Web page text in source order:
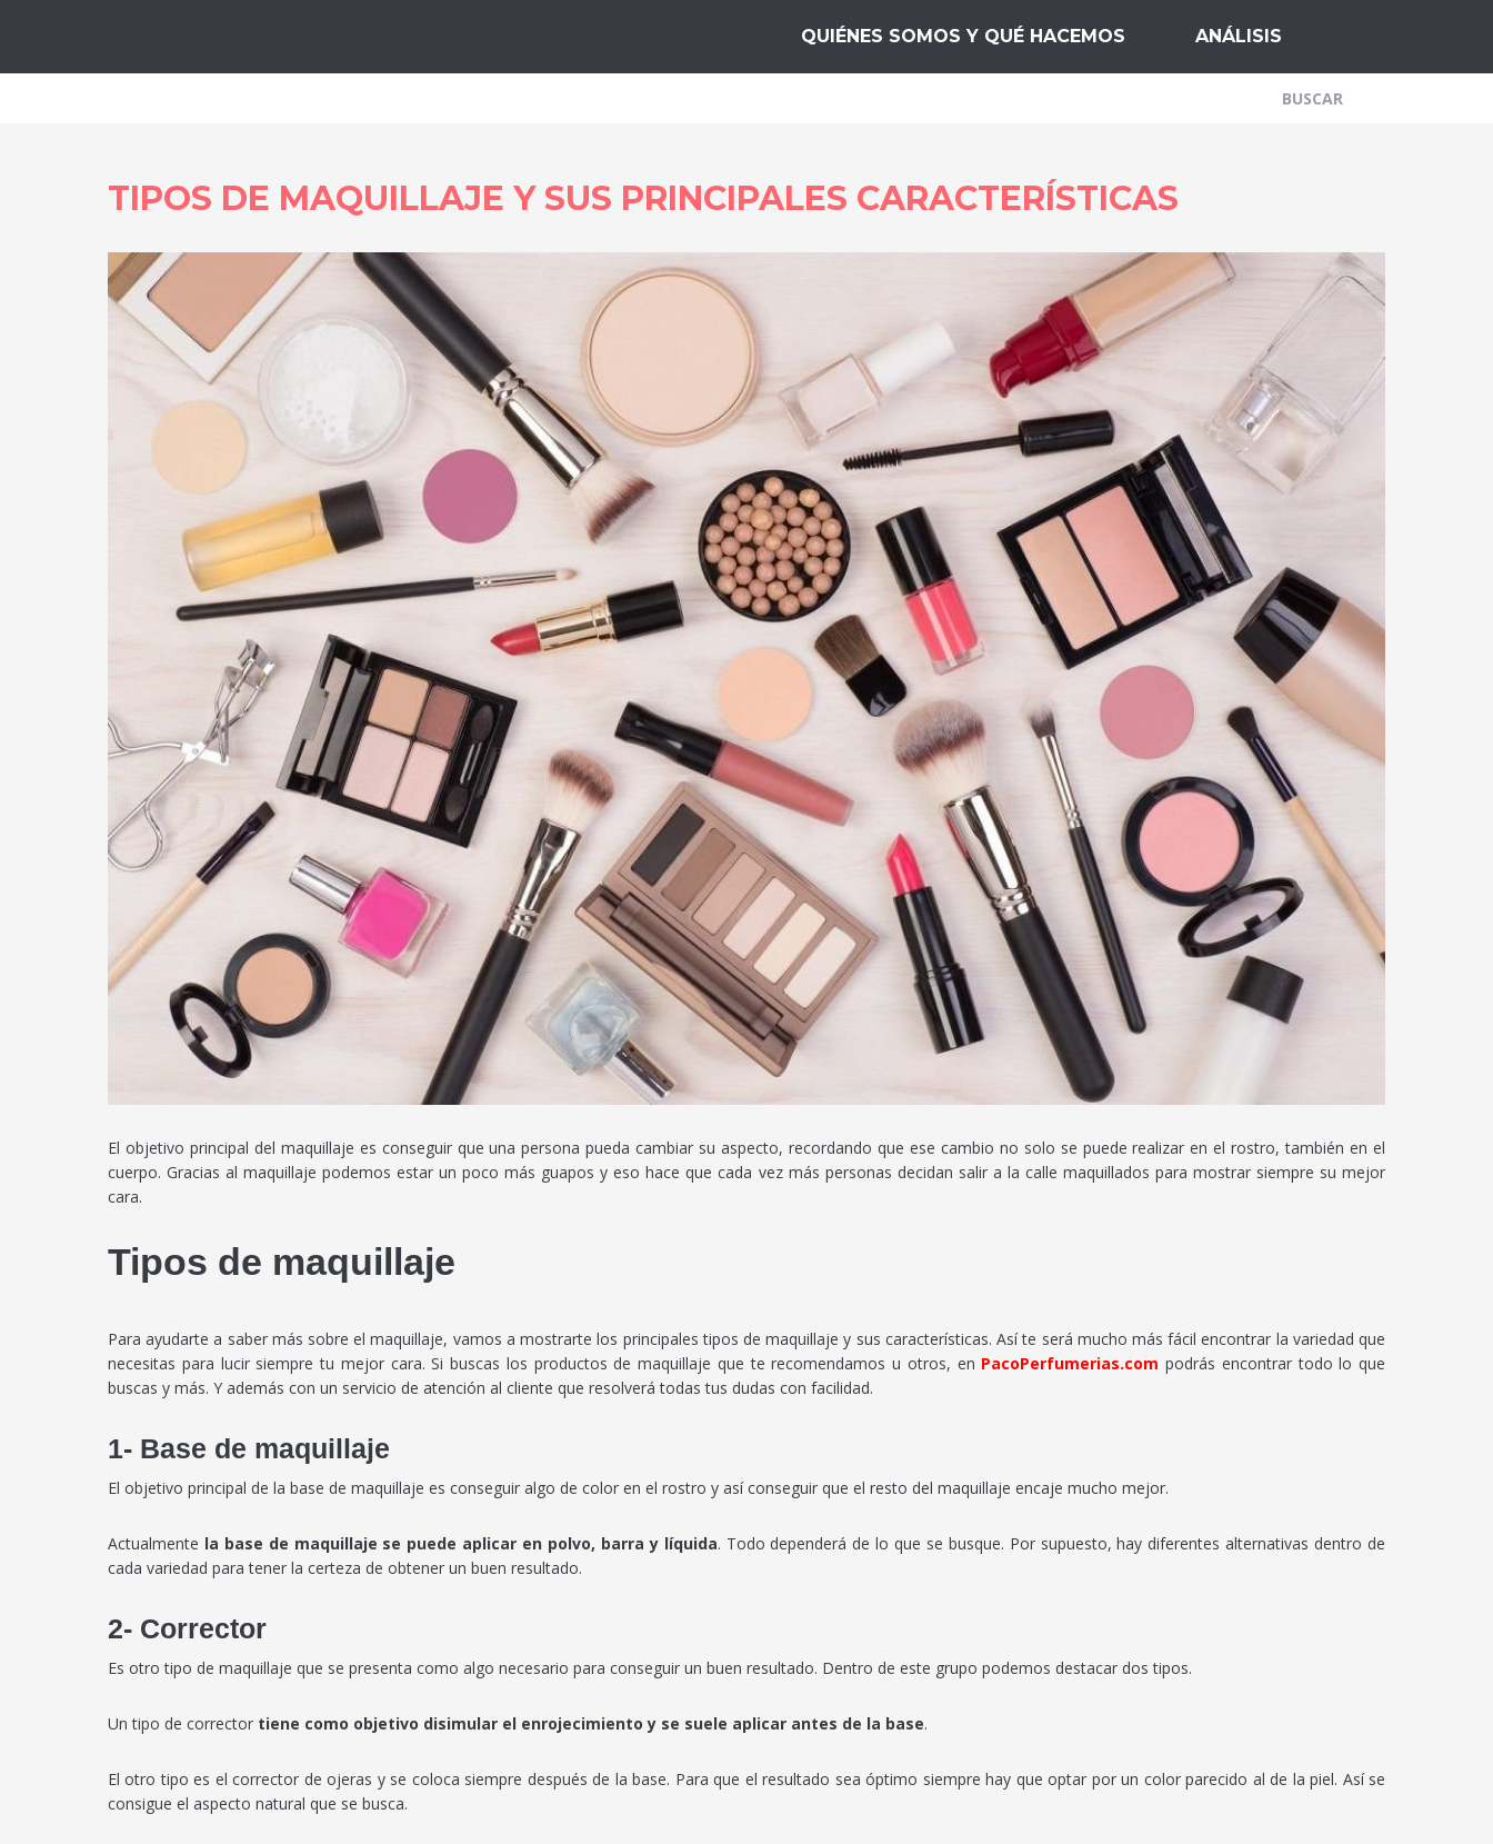
QUIÉNES SOMOS Y QUÉ HACEMOS ANÁLISIS
TIPOS DE MAQUILLAJE Y SUS PRINCIPALES CARACTERÍSTICAS
El objetivo principal del maquillaje es conseguir que una persona pueda cambiar su aspecto, recordando que ese cambio no solo se puede realizar en el rostro, también en el
cuerpo. Gracias al maquillaje podemos estar un poco más guapos y eso hace que cada vez más personas decidan salir a la calle maquillados para mostrar siempre su mejor
cara.
Tipos de maquillaje
Para ayudarte a saber más sobre el maquillaje, vamos a mostrarte los principales tipos de maquillaje y sus características. Así te será mucho más fácil encontrar la variedad que
necesitas para lucir siempre tu mejor cara. Si buscas los productos de maquillaje que te recomendamos u otros, en PacoPerfumerias.com podrás encontrar todo lo que
buscas y más. Y además con un servicio de atención al cliente que resolverá todas tus dudas con facilidad.
1- Base de maquillaje
El objetivo principal de la base de maquillaje es conseguir algo de color en el rostro y así conseguir que el resto del maquillaje encaje mucho mejor.
Actualmente la base de maquillaje se puede aplicar en polvo, barra y líquida. Todo dependerá de lo que se busque. Por supuesto, hay diferentes alternativas dentro de
cada variedad para tener la certeza de obtener un buen resultado.
2- Corrector
Es otro tipo de maquillaje que se presenta como algo necesario para conseguir un buen resultado. Dentro de este grupo podemos destacar dos tipos.
Un tipo de corrector tiene como objetivo disimular el enrojecimiento y se suele aplicar antes de la base.
El otro tipo es el corrector de ojeras y se coloca siempre después de la base. Para que el resultado sea óptimo siempre hay que optar por un color parecido al de la piel. Así se
consigue el aspecto natural que se busca.